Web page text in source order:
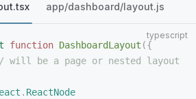
app/dashboard/layout.js
function DashboardLayout ({
will be a page or nested layout
. ReactNode